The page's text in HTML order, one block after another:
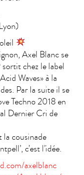
Axel Blanc se
chez le label
Waves» à la
Par la suite il se
Techno 2018 en
Dernier Cri de
la cousinade
c’est l’idée.
axelblanc